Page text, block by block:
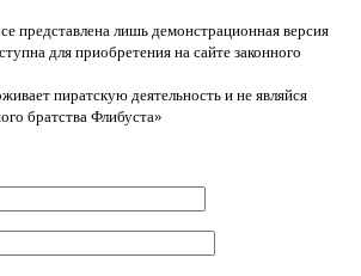
представлена лишь демонстрационная версия
для приобретения на сайте законного
пиратскую деятельность и не являйся
братства Флибуста»